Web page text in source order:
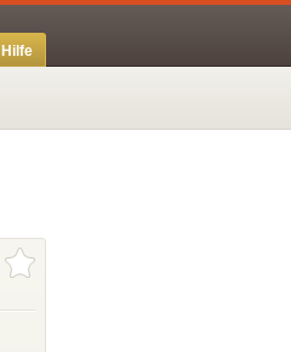
Hilfe